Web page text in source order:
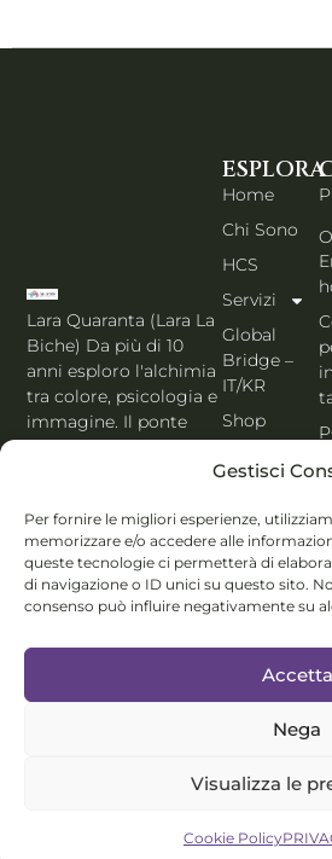
Gestisci
Per fornire le migliori esperienze,
memorizzare e/o accedere alle
queste tecnologie ci permetterà di
di navigazione o ID unici su questo sito.
consenso può influire negativamente su
Accetta
Nega
Visualizza le
Cookie Policy
Lara Quaranta (Lara La
Biche) Da più di 10
anni esploro l'alchimia
tra colore, psicologia e
immagine. Il ponte
che unisce l'estetica di
MBTI, Enneagramma &
Holistic Color
System®.
ESPLORA
Home
Chi Sono
HCS
Servizi
Global
Bridge –
IT/KR
Shop
Italiano
© Lara Quaranta | P.IVA